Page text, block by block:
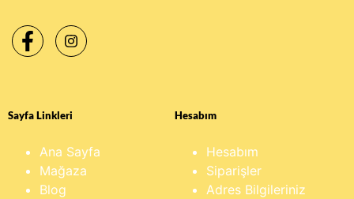
Sayfa Linkleri
Ana Sayfa
Mağaza
Blog
Hesabım
Hesabım
Siparişler
Adres Bilgileriniz